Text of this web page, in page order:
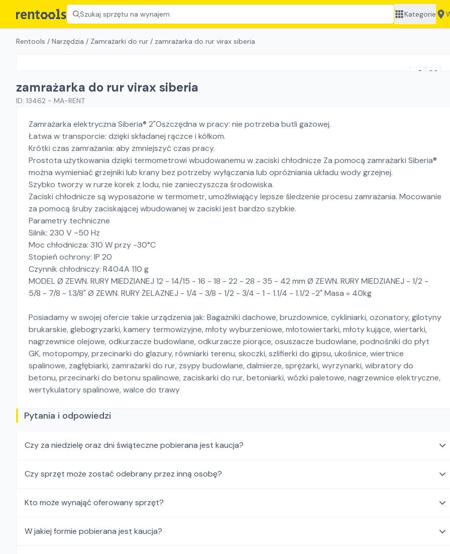
Szukaj sprzętu na wynajem Kategorie
Rentools / Narzędzia / Zamrażarki do rur / zamrażarka do rur virax siberia
zamrażarka do rur virax siberia
ID: 13462 - MA-RENT
Zamrażarka elektryczna Siberia® 2"Oszczędna w pracy: nie potrzeba butli gazowej.
Łatwa w transporcie: dzięki składanej rączce i kółkom.
Krótki czas zamrażania: aby zmniejszyć czas pracy.
Prostota użytkowania dzięki termometrowi wbudowanemu w zaciski chłodnicze Za pomocą zamrażarki Siberia®
można wymieniać grzejniki lub krany bez potrzeby wyłączania lub opróżniania układu wody grzejnej.
Szybko tworzy w rurze korek z lodu, nie zanieczyszcza środowiska.
Zaciski chłodnicze są wyposażone w termometr, umożliwiający lepsze śledzenie procesu zamrażania. Mocowanie
za pomocą śruby zaciskającej wbudowanej w zaciski jest bardzo szybkie.
Parametry techniczne
Silnik: 230 V ~50 Hz
Moc chłodnicza: 310 W przy -30°C
Stopień ochrony: IP 20
Czynnik chłodniczy: R404A 110 g
MODEL Ø ZEWN. RURY MIEDZIANEJ 12 - 14/15 - 16 - 18 - 22 - 28 - 35 - 42 mm Ø ZEWN. RURY MIEDZIANEJ - 1/2 -
5/8 - 7/8 - 1.3/8" Ø ZEWN. RURY ŻELAZNEJ - 1/4 - 3/8 - 1/2 - 3/4 - 1 - 1.1/4 - 1.1/2 -2" Masa = 40kg
Posiadamy w swojej ofercie takie urządzenia jak: Bagażniki dachowe, bruzdownice, cykliniarki, ozonatory, gilotyny
brukarskie, glebogryzarki, kamery termowizyjne, młoty wyburzeniowe, młotowiertarki, młoty kujące, wiertarki,
nagrzewnice olejowe, odkurzacze budowlane, odkurzacze piorące, osuszacze budowlane, podnośniki do płyt
GK, motopompy, przecinarki do glazury, równiarki terenu, skoczki, szlifierki do gipsu, ukośnice, wiertnice
spalinowe, zagłębiarki, zamrażarki do rur, zsypy budowlane, dalmierze, sprężarki, wyrzynarki, wibratory do
betonu, przecinarki do betonu spalinowe, zaciskarki do rur, betoniarki, wózki paletowe, nagrzewnice elektryczne,
wertykulatory spalinowe, walce do trawy
Pytania i odpowiedzi
Czy za niedzielę oraz dni świąteczne pobierana jest kaucja?
Czy sprzęt może zostać odebrany przez inną osobę?
Kto może wynająć oferowany sprzęt?
W jakiej formie pobierana jest kaucja?